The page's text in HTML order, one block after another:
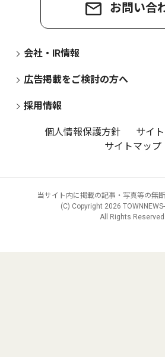
お問い合
会社・IR情報
広告掲載をご検討の方へ
採用情報
個人情報保護方針
サイ
サイトマップ
当サイト内に掲載の記事・写真等の無
(C) Copyright 2026 TOWNNEWS-
All Rights Reserved.